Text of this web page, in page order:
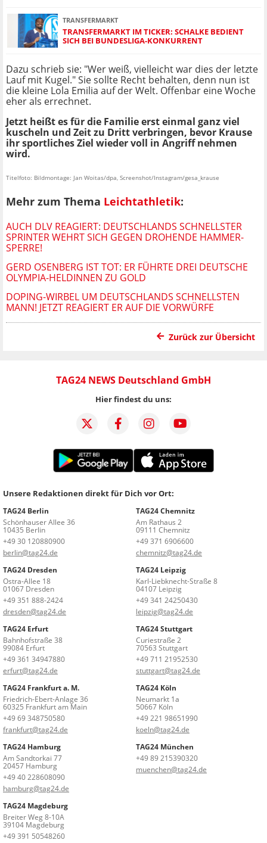
TRANSFERMARKT
TRANSFERMARKT IM TICKER: SCHALKE BEDIENT
SICH BEI BUNDESLIGA-KONKURRENT
Dazu schrieb sie: "Wer weiß, vielleicht war dies der letzte
Lauf mit Kugel." Sie sollte Recht behalten, denn nun ist
die kleine Lola Emilia auf der Welt. Offenbar eine Woche
eher als errechnet.
Jetzt heißt es für die Familie erst einmal ganz viel
kuscheln und Zeit zu Dritt verbringen, bevor Krause
ihr sportliches Ziel wieder voll in Angriff nehmen
wird.
Titelfoto: Bildmontage: Jan Woitas/dpa, Screenshot/Instagram/gesa_krause
Mehr zum Thema Leichtathletik:
AUCH DLV REAGIERT: DEUTSCHLANDS SCHNELLSTER
SPRINTER WEHRT SICH GEGEN DROHENDE HAMMER-
SPERRE!
GERD OSENBERG IST TOT: ER FÜHRTE DREI DEUTSCHE
OLYMPIA-HELDINNEN ZU GOLD
DOPING-WIRBEL UM DEUTSCHLANDS SCHNELLSTEN
MANN! JETZT REAGIERT ER AUF DIE VORWÜRFE
Zurück zur Übersicht
TAG24 NEWS Deutschland GmbH
Hier findest du uns:
Unsere Redaktionen direkt für Dich vor Ort:
TAG24 Berlin
Schönhauser Allee 36
10435 Berlin
+49 30 120880900
berlin@tag24.de
TAG24 Chemnitz
Am Rathaus 2
09111 Chemnitz
+49 371 6906600
chemnitz@tag24.de
TAG24 Dresden
Ostra-Allee 18
01067 Dresden
+49 351 888-2424
dresden@tag24.de
TAG24 Leipzig
Karl-Liebknecht-Straße 8
04107 Leipzig
+49 341 24250430
leipzig@tag24.de
TAG24 Erfurt
Bahnhofstraße 38
99084 Erfurt
+49 361 34947880
erfurt@tag24.de
TAG24 Stuttgart
Curiestraße 2
70563 Stuttgart
+49 711 21952530
stuttgart@tag24.de
TAG24 Frankfurt a. M.
Friedrich-Ebert-Anlage 36
60325 Frankfurt am Main
+49 69 348750580
frankfurt@tag24.de
TAG24 Köln
Neumarkt 1a
50667 Köln
+49 221 98651990
koeln@tag24.de
TAG24 Hamburg
Am Sandtorkai 77
20457 Hamburg
+49 40 228608090
hamburg@tag24.de
TAG24 München
+49 89 215390320
muenchen@tag24.de
TAG24 Magdeburg
Breiter Weg 8-10A
39104 Magdeburg
+49 391 50548260